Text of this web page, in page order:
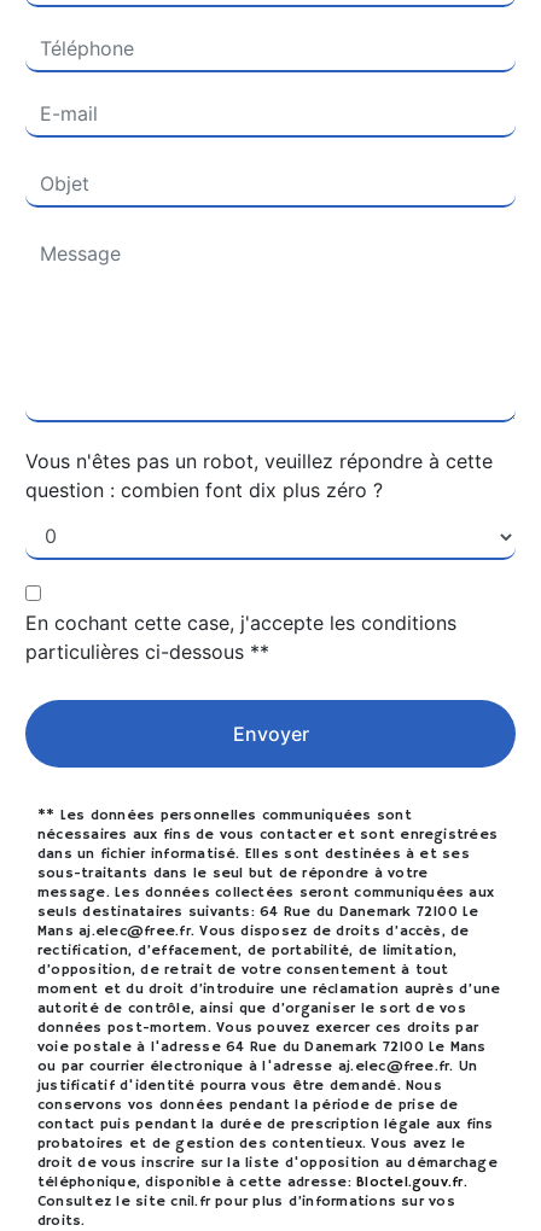
Vous n'êtes pas un robot, veuillez répondre à cette
question : combien font dix plus zéro ?
En cochant cette case, j'accepte les conditions
particulières ci-dessous **
Envoyer
** Les données personnelles communiquées sont
nécessaires aux fins de vous contacter et sont enregistrées
dans un fichier informatisé. Elles sont destinées à et ses
sous-traitants dans le seul but de répondre à votre
message. Les données collectées seront communiquées aux
seuls destinataires suivants: 64 Rue du Danemark 72100 Le
Mans aj.elec@free.fr. Vous disposez de droits d’accès, de
rectification, d’effacement, de portabilité, de limitation,
d’opposition, de retrait de votre consentement à tout
moment et du droit d’introduire une réclamation auprès d’une
autorité de contrôle, ainsi que d’organiser le sort de vos
données post-mortem. Vous pouvez exercer ces droits par
voie postale à l'adresse 64 Rue du Danemark 72100 Le Mans
ou par courrier électronique à l'adresse aj.elec@free.fr. Un
justificatif d'identité pourra vous être demandé. Nous
conservons vos données pendant la période de prise de
contact puis pendant la durée de prescription légale aux fins
probatoires et de gestion des contentieux. Vous avez le
droit de vous inscrire sur la liste d'opposition au démarchage
téléphonique, disponible à cette adresse:Bloctel.gouv.fr.
Consultez le site cnil.fr pour plus d’informations sur vos
droits.